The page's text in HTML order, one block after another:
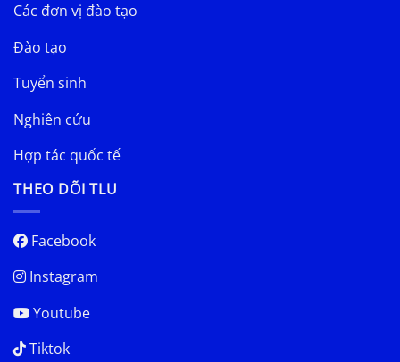
Các đơn vị đào tạo
Đào tạo
Tuyển sinh
Nghiên cứu
Hợp tác quốc tế
THEO DÕI TLU
Facebook
Instagram
Youtube
Tiktok